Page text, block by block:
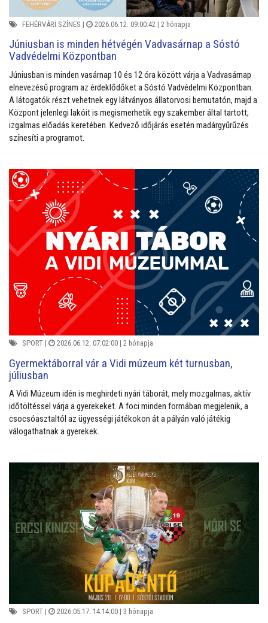
FEHÉRVÁRI SZÍNES | 2026.06.12. 09:00:42 | 2 hónapja
Júniusban is minden hétvégén Vadvasárnap a Sóstó
Vadvédelmi Központban
Júniusban is minden vasárnap 10 és 12 óra között várja a Vadvasárnap
elnevezésű program az érdeklődőket a Sóstó Vadvédelmi Központban.
A látogatók részt vehetnek egy látványos állatorvosi bemutatón, majd a
Központ jelenlegi lakóit is megismerhetik egy szakember által tartott,
izgalmas előadás keretében. Kedvező időjárás esetén madárgyűrűzés
színesíti a programot.
SPORT | 2026.06.12. 07:02:00 | 2 hónapja
Gyermektáborral vár a Vidi múzeum két turnusban,
júliusban
A Vidi Múzeum idén is meghirdeti nyári táborát, mely mozgalmas, aktív
időtöltéssel várja a gyerekeket. A foci minden formában megjelenik, a
csocsóasztaltól az ügyességi játékokon át a pályán való játékig
válogathatnak a gyerekek.
SPORT | 2026.05.17. 14:14:00 | 3 hónapja